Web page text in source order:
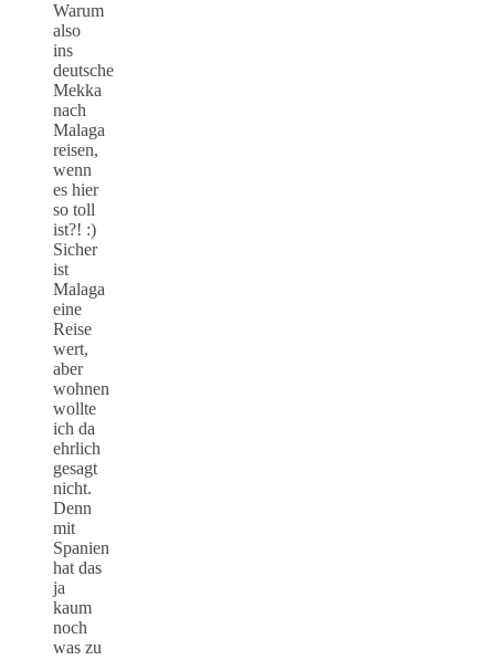
Warum
also
ins
deutsche
Mekka
nach
Malaga
reisen,
wenn
es hier
so toll
ist?! :)
Sicher
ist
Malaga
eine
Reise
wert,
aber
wohnen
wollte
ich da
ehrlich
gesagt
nicht.
Denn
mit
Spanien
hat das
ja
kaum
noch
was zu